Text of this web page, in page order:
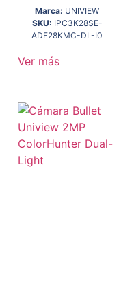
Marca: UNIVIEW
SKU: IPC3K28SE-
ADF28KMC-DL-I0
Ver más